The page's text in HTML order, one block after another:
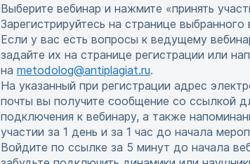
Выберите вебинар и нажмите «принять
Зарегистрируйтесь на странице выбранного
Если у вас есть вопросы к ведущему
задайте их на странице регистрации или
на metodolog@antiplagiat.ru.
На указанный при регистрации адрес
почты вы получите сообщение со ссылкой
подключения к вебинару, а также
участии за 1 день и за 1 час до начала
Войдите по ссылке за 5 минут до начала